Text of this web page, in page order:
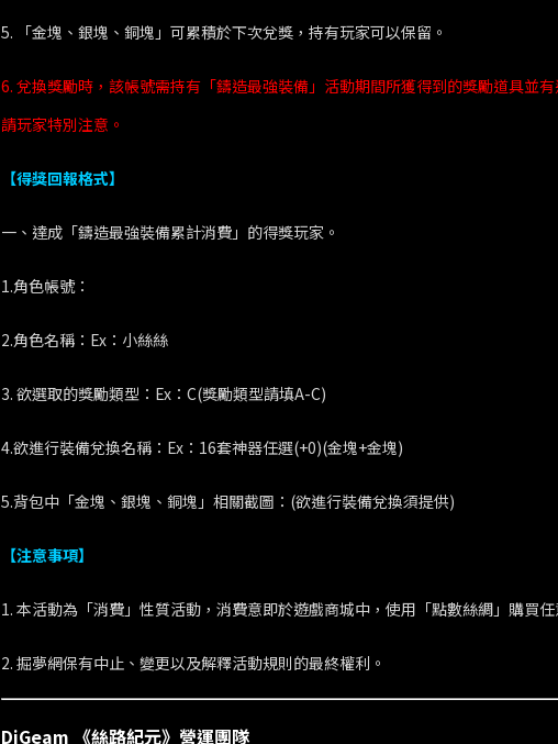
5. 「金塊、銀塊、銅塊」可累積於下次兌獎，持有玩家可以保留。
6. 兌換獎勵時，該帳號需持有「鑄造最強裝備」活動期間所獲得到的獎勵道具並
請玩家特別注意。
【得獎回報格式】
一、達成「鑄造最強裝備累計消費」的得獎玩家。
1.角色帳號：
2.角色名稱：Ex：小絲絲
3. 欲選取的獎勵類型：Ex：C(獎勵類型請填A-C)
4.欲進行裝備兌換名稱：Ex：16套神器任選(+0)(金塊+金塊)
5.背包中「金塊、銀塊、銅塊」相關截圖：(欲進行裝備兌換須提供)
【注意事項】
1. 本活動為「消費」性質活動，消費意即於遊戲商城中，使用「點數絲綢」購買
2. 掘夢網保有中止、變更以及解釋活動規則的最終權利。
DiGeam 《絲路紀元》營運團隊